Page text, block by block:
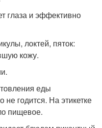
глаза и эффективно
локтей, пяток:
кожу.
еды
не годится. На этикетке
пищевое.